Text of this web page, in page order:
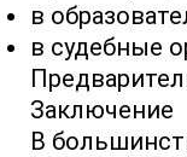
в
в судебные
Заключение
В